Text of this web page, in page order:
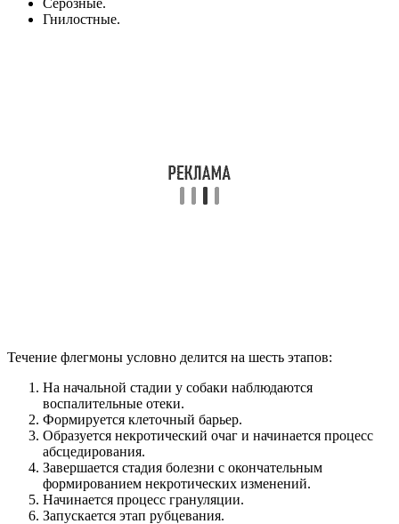
Гнилостные.
Течение флегмоны условно делится на шесть этапов:
На начальной стадии у собаки наблюдаются
воспалительные отеки.
Формируется клеточный барьер.
Образуется некротический очаг и начинается процесс
абсцедирования.
Завершается стадия болезни с окончательным
формированием некротических изменений.
Начинается процесс грануляции.
Запускается этап рубцевания.